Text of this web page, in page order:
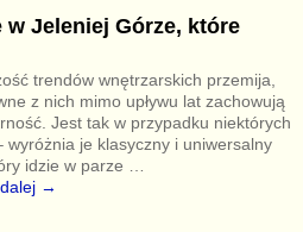
w Jeleniej Górze, które
trendów wnętrzarskich przemija,
z nich mimo upływu lat zachowują
Jest tak w przypadku niektórych
wyróżnia je klasyczny i uniwersalny
idzie w parze …
→